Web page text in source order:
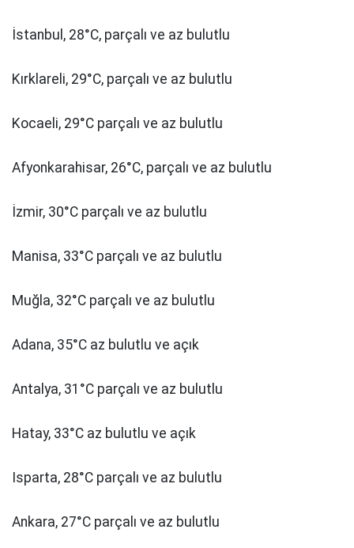
İstanbul, 28°C, parçalı ve az bulutlu
Kırklareli, 29°C, parçalı ve az bulutlu
Kocaeli, 29°C parçalı ve az bulutlu
Afyonkarahisar, 26°C, parçalı ve az bulutlu
İzmir, 30°C parçalı ve az bulutlu
Manisa, 33°C parçalı ve az bulutlu
Muğla, 32°C parçalı ve az bulutlu
Adana, 35°C az bulutlu ve açık
Antalya, 31°C parçalı ve az bulutlu
Hatay, 33°C az bulutlu ve açık
Isparta, 28°C parçalı ve az bulutlu
Ankara, 27°C parçalı ve az bulutlu